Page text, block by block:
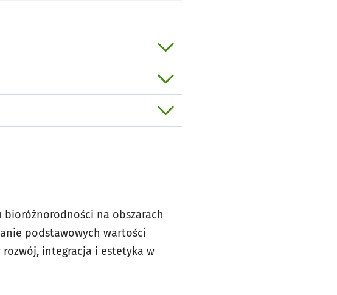
bioróżnorodności na obszarach
podstawowych wartości
rozwój, integracja i estetyka w